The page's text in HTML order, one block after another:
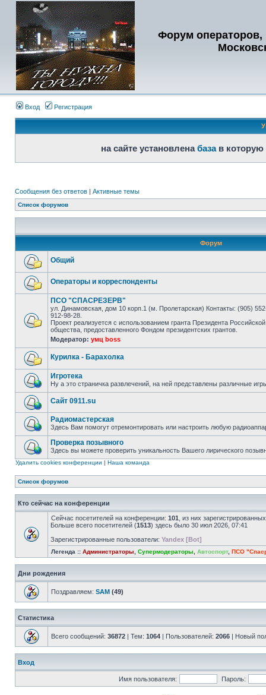
Форум операторов,
Вход Регистрация
на сайте установленабазав которую
Сообщения без ответов | Активные темы
Список форумов
Форум
Общий
Операторы и корреспонденты
ПСО "СПАСРЕЗЕРВ"
ул. Динамовская, дом 10 корп.1 (м. Пролетарская) Контакты: (905)
912-98-28.
Проект реализуется с использованием гранта Президента
общества, предоставленного Фондом президентских грантов.
Модератор: умц boss
Курилка - Барахолка
Игротека
Ну а это страничка развлечений, на ней представлены различные
Сайт 0911.su
Радиомастерская
Здесь Вам помогут отремонтировать или настроить любую
Проверка позывного
Здесь вы можете проверить уникальность Вашего лирического
Удалить cookies конференции | Наша команда
Список форумов
Кто сейчас на конференции
Сейчас посетителей на конференции: 101 , из них
Больше всего посетителей (1513) здесь было 30 июл 2026, 07:41
Зарегистрированные пользователи: Yandex [Bot]
Легенда :: Администраторы Супермодераторы Автоспорт, ПСО
Дни рождения
Поздравляем: SAM (49)
Статистика
Всего сообщений: 36872 | Тем: 1064 | Пользователей: 2066 | Новый
Вход
Имя пользователя: Пароль: